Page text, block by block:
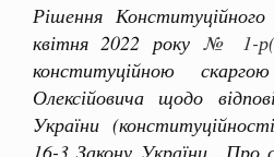
Рішення
квітня 2022 року№ 1-
конституційною
Олексійовича щодо
України
16-3 Закону України „Про